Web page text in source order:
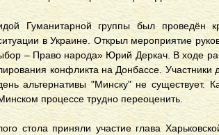
Гуманитарной группы был проведён
в Украине. Открыл мероприятие
– Право народа» Юрий Деркач. В ходе
конфликта на Донбассе.
альтернативы "Минску" не существует.
процессе трудно переоценить.
стола приняли участие глава